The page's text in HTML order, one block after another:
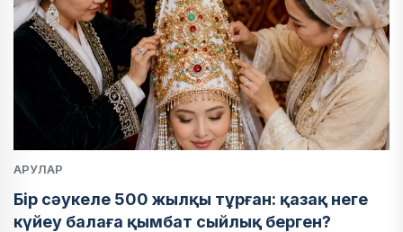
АРУЛАР
Бір сәукеле 500 жылқы тұрған: қазақ неге
күйеу балаға қымбат сыйлық берген?